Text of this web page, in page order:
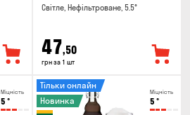
Світле, Нефільтроване, 5.5°
47,50
грн за 1 шт
Міцність
5 °
Міцність
5 °
Тільки онлайн
Новинка